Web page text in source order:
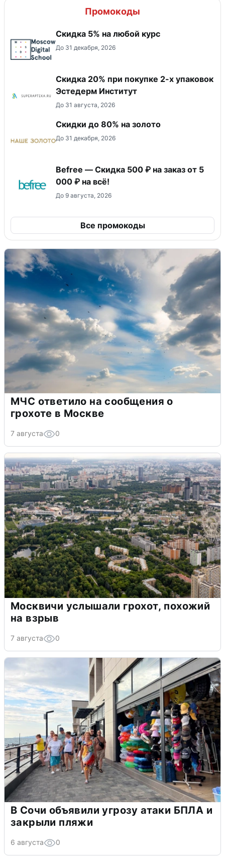
Промокоды
Скидка 5% на любой курс
До 31 декабря, 2026
Скидка 20% при покупке 2-х упаковок
Эстедерм Институт
До 31 августа, 2026
Скидки до 80% на золото
До 31 декабря, 2026
Befree — Скидка 500 ₽ на заказ от 5
000 ₽ на всё!
До 9 августа, 2026
Все промокоды
МЧС ответило на сообщения о
грохоте в Москве
7 августа 0
Москвичи услышали грохот, похожий
на взрыв
7 августа 0
В Сочи объявили угрозу атаки БПЛА и
закрыли пляжи
6 августа 0